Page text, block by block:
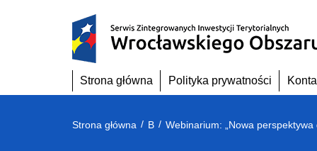
Strona główna Polityka prywatności
Strona główna / B /